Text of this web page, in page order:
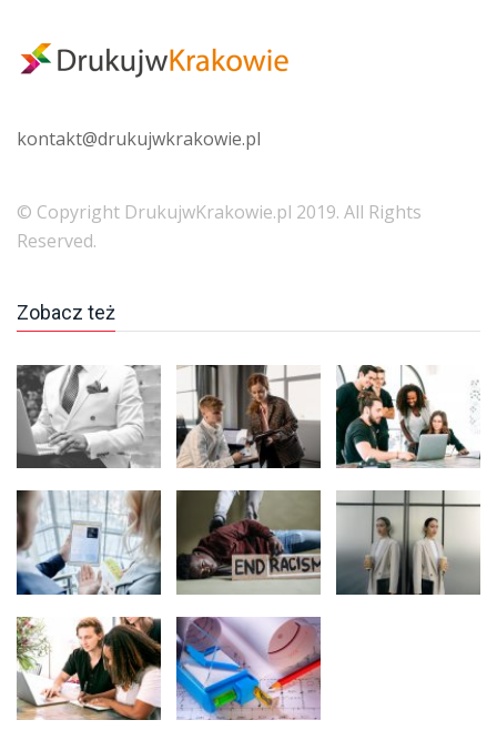
kontakt@drukujwkrakowie.pl
© Copyright DrukujwKrakowie.pl 2019. All Rights
Reserved.
Zobacz też